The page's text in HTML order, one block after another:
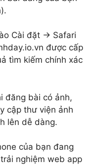
Cài đặt → Safari
được cấp
tìm kiếm chính xác
đăng bài có ảnh,
cập thư viện ảnh
lên dễ dàng.
của bạn đang
nghiệm web app